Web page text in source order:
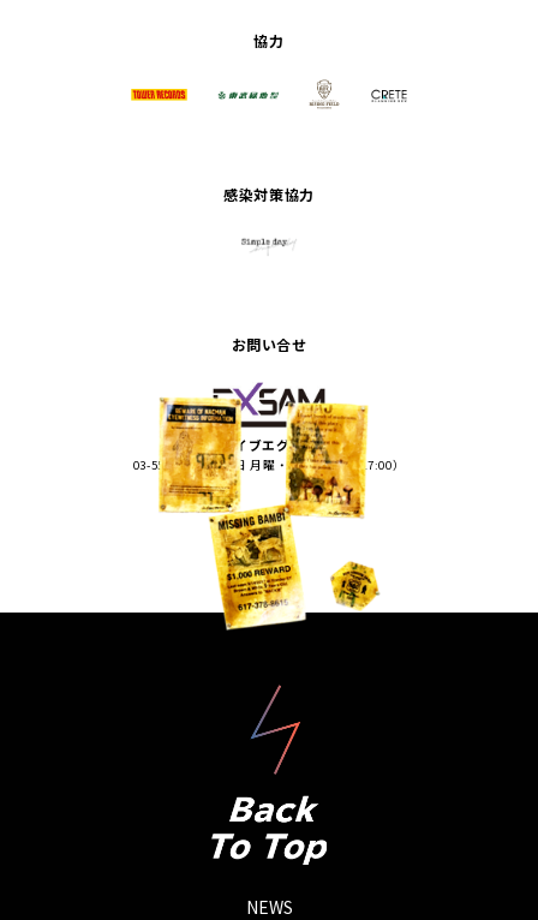
協力
感染対策協力
お問い合せ
ライブエグザム
03-5575-5170（平日 月曜・火曜 13:00〜17:00）
NEWS